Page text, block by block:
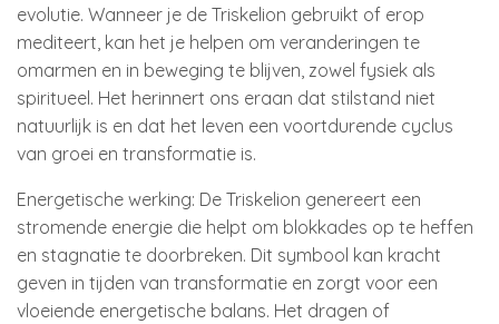
evolutie. Wanneer je de Triskelion gebruikt of erop
mediteert, kan het je helpen om veranderingen te
omarmen en in beweging te blijven, zowel fysiek als
spiritueel. Het herinnert ons eraan dat stilstand niet
natuurlijk is en dat het leven een voortdurende cyclus
van groei en transformatie is.
Energetische werking: De Triskelion genereert een
stromende energie die helpt om blokkades op te heffen
en stagnatie te doorbreken. Dit symbool kan kracht
geven in tijden van transformatie en zorgt voor een
vloeiende energetische balans. Het dragen of